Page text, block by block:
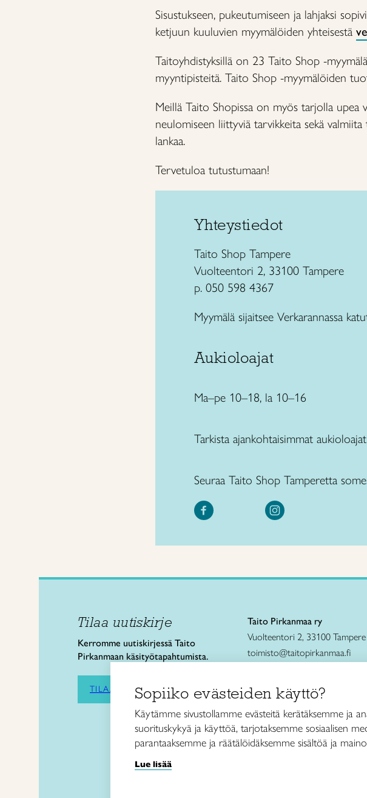
Sisustukseen, pukeutumiseen ja lahjaksi
ketjuun kuuluvien myymälöiden yhteisestä
Taitoyhdistyksillä on 23 Taito Shop -
myyntipisteitä. Taito Shop -myymälöiden
Meillä Taito Shopissa on myös tarjolla upea
neulomiseen liittyviä tarvikkeita sekä
lankaa.
Tervetuloa tutustumaan!
Yhteystiedot
Taito Shop Tampere
Vuolteentori 2, 33100 Tampere
p. 050 598 4367
Myymälä sijaitsee Verkarannassa
Aukioloajat
Ma–pe 10–18, la 10–16
Tarkista ajankohtaisimmat
Seuraa Taito Shop Tamperetta
Tilaa uutiskirje
Kerromme uutiskirjessä Taito
Pirkanmaan käsityötapahtumista.
TILAA UUTISKIRJE
Taito Pirkanmaa ry
Vuolteentori 2, 33100 Tampere
toimisto@taitopirkanmaa.fi
p. 050 560 6332
Taito Shop Tampere
p. 050 598 4367
Verkkokauppa
Sopiiko evästeiden käyttö?
Käytämme sivustollamme evästeitä kerätäksemme ja
suorituskykyä ja käyttöä, tarjotaksemme sosiaalisen
parantaaksemme ja räätälöidäksemme sisältöä ja
Lue lisää